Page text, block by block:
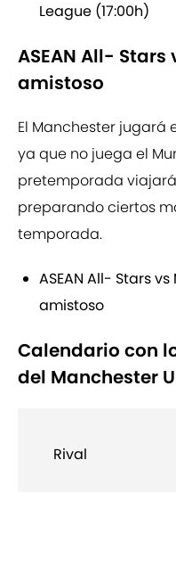
League (17:00h)
ASEAN All-
amistoso
El Manchester jugará
ya que no juega el
pretemporada
preparando ciertos
temporada.
ASEAN All- Stars
amistoso
Calendario con
del Manchester
Rival